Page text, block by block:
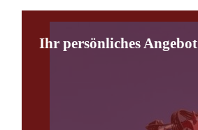
Ihr persönliches Angebot